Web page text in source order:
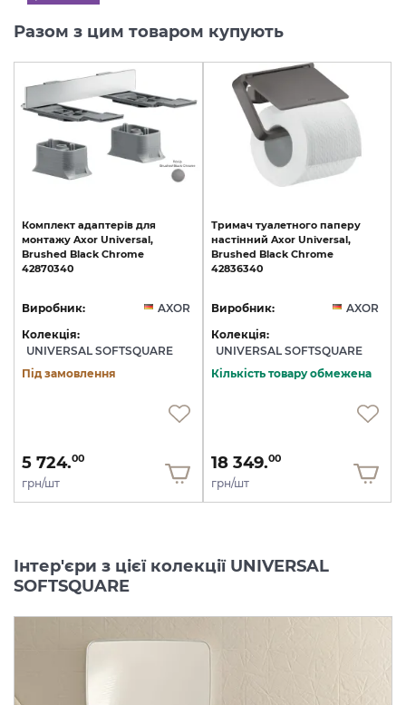
Разом з цим товаром купують
Комплект адаптерів для
монтажу Axor Universal,
Brushed Black Chrome
42870340
Виробник:
AXOR
Колекція:
UNIVERSAL SOFTSQUARE
Під замовлення
5 724.00
грн/шт
Тримач туалетного паперу
настінний Axor Universal,
Brushed Black Chrome
42836340
Виробник:
AXOR
Колекція:
UNIVERSAL SOFTSQUARE
Кількість товару обмежена
18 349.00
грн/шт
Інтер'єри з цієї колекції UNIVERSAL
SOFTSQUARE